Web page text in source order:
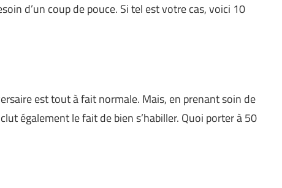
d’un coup de pouce. Si tel est votre cas, voici 10
est tout à fait normale. Mais, en prenant soin de
également le fait de bien s’habiller. Quoi porter à 50